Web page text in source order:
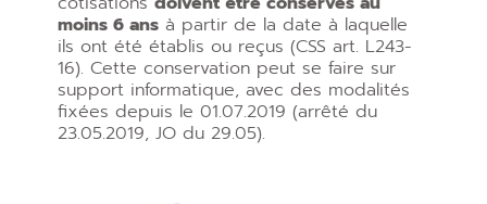
moins 6 ansà partir de la date à laquelle
ils ont été établis ou reçus (CSS art. L243-
16). Cette conservation peut se faire sur
support informatique, avec des modalités
fixées depuis le 01.07.2019 (arrêté du
23.05.2019, JO du 29.05).